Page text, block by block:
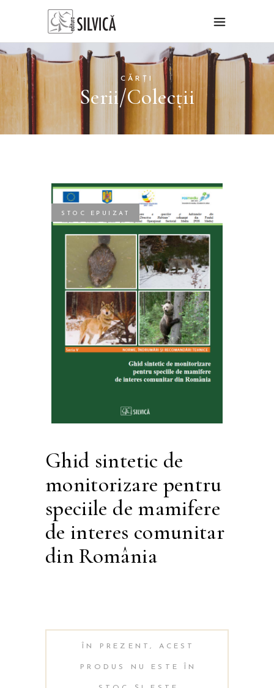
CĂRȚI
Serii/Colecții
STOC EPUIZAT
Ghid sintetic de
monitorizare pentru
speciile de mamifere
de interes comunitar
din România
ÎN PREZENT, ACEST
PRODUS NU ESTE ÎN